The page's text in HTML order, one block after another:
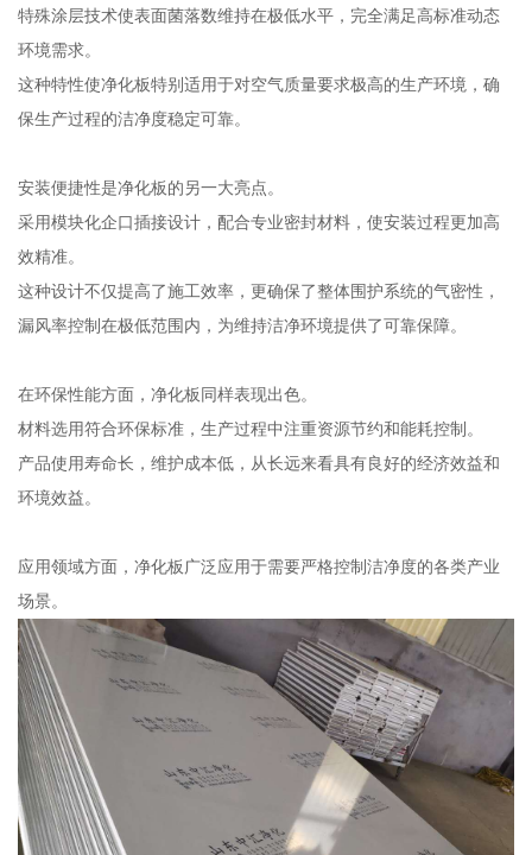
特殊涂层技术使表面菌落数维持在极低水平，完全满足高标准动态
环境需求。
这种特性使净化板特别适用于对空气质量要求极高的生产环境，确
保生产过程的洁净度稳定可靠。
安装便捷性是净化板的另一大亮点。
采用模块化企口插接设计，配合专业密封材料，使安装过程更加高
效精准。
这种设计不仅提高了施工效率，更确保了整体围护系统的气密性，
漏风率控制在极低范围内，为维持洁净环境提供了可靠保障。
在环保性能方面，净化板同样表现出色。
材料选用符合环保标准，生产过程中注重资源节约和能耗控制。
产品使用寿命长，维护成本低，从长远来看具有良好的经济效益和
环境效益。
应用领域方面，净化板广泛应用于需要严格控制洁净度的各类产业
场景。